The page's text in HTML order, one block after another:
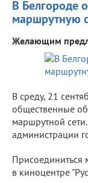
В Белгороде
маршрутную
Желающим
В среду, 21
общественные
маршрутной
администрации
Присоединиться
в киноцентре